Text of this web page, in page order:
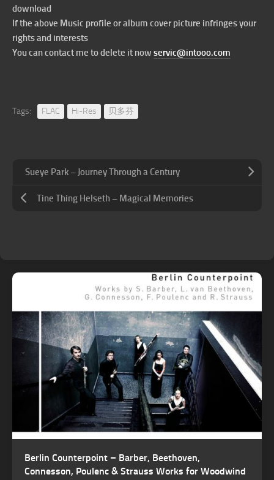
download
If the above Music profile or album cover picture infringes your
rights and interests
You can contact me to delete it now servic@intooo.com
Tags: FLAC Hi-Res 贝多芬
Sueye Park – Journey Through a Century
Tine Thing Helseth – Magical Memories
Berlin Counterpoint – Barber, Beethoven,
Connesson, Poulenc & Strauss Works for Woodwind